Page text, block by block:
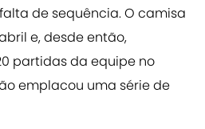
de sequência. O camisa
e, desde então,
partidas da equipe no
emplacou uma série de